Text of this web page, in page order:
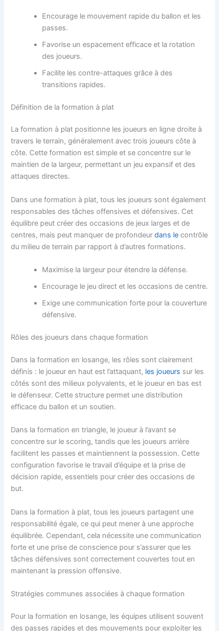
Encourage le mouvement rapide du ballon et les
passes.
Favorise un espacement efficace et la rotation
des joueurs.
Facilite les contre-attaques grâce à des
transitions rapides.
Définition de la formation à plat
La formation à plat positionne les joueurs en ligne droite à
travers le terrain, généralement avec trois joueurs côte à
côte. Cette formation est simple et se concentre sur le
maintien de la largeur, permettant un jeu expansif et des
attaques directes.
Dans une formation à plat, tous les joueurs sont également
responsables des tâches offensives et défensives. Cet
équilibre peut créer des occasions de jeux larges et de
centres, mais peut manquer de profondeurdans le contrôle
du milieu de terrain par rapport à d’autres formations.
Maximise la largeur pour étendre la défense.
Encourage le jeu direct et les occasions de centre.
Exige une communication forte pour la couverture
défensive.
Rôles des joueurs dans chaque formation
Dans la formation en losange, les rôles sont clairement
définis : le joueur en haut est l’attaquant, les joueurs sur les
côtés sont des milieux polyvalents, et le joueur en bas est
le défenseur. Cette structure permet une distribution
efficace du ballon et un soutien.
Dans la formation en triangle, le joueur à l’avant se
concentre sur le scoring, tandis que les joueurs arrière
facilitent les passes et maintiennent la possession. Cette
configuration favorise le travail d’équipe et la prise de
décision rapide, essentiels pour créer des occasions de
but.
Dans la formation à plat, tous les joueurs partagent une
responsabilité égale, ce qui peut mener à une approche
équilibrée. Cependant, cela nécessite une communication
forte et une prise de conscience pour s’assurer que les
tâches défensives sont correctement couvertes tout en
maintenant la pression offensive.
Stratégies communes associées à chaque formation
Pour la formation en losange, les équipes utilisent souvent
des passes rapides et des mouvements pour exploiter les